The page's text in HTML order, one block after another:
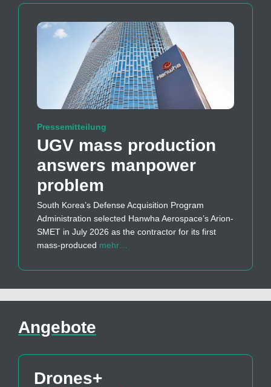
Pressemitteilung
UGV mass production
answers manpower
problem
South Korea’s Defense Acquisition Program
Administration selected Hanwha Aerospace’s Arion-
SMET in July 2026 as the contractor for its first
mass-produced mehr…
Angebote
Drones+